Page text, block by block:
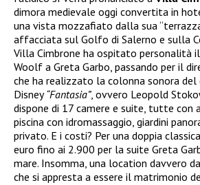
dimora medievale oggi convertita in
una vista mozzafiato dalla sua
affacciata sul Golfo di Salerno e sulla
Villa Cimbrone ha ospitato personalità
Woolf a Greta Garbo, passando per il
che ha realizzato la colonna sonora
Disney“Fantasia”, ovvero Leopold
dispone di 17 camere e suite, tutte con
piscina con idromassaggio, giardini
privato. E i costi? Per una doppia
euro fino ai 2.900 per la suite Greta
mare. Insomma, una location davvero
che si appresta a essere il matrimonio